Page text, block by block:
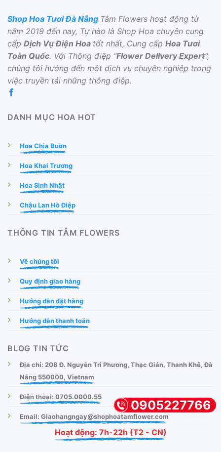
Shop Hoa Tươi Đà Nẵng Tâm Flowers hoạt động từ
năm 2019 đến nay, Tự hào là Shop Hoa chuyên cung
cấp Dịch Vụ Điện Hoa tốt nhất, Cung cấp Hoa Tươi
Toàn Quốc. Với Thông điệp “Flower Delivery Expert“,
chúng tôi hướng đến một dịch vụ chuyên nghiệp trong
việc truyền tải những thông điệp.
DANH MỤC HOA HOT
Hoa Chia Buồn
Hoa Khai Trương
Hoa Sinh Nhật
Chậu Lan Hồ Điệp
THÔNG TIN TÂM FLOWERS
Về chúng tôi
Quy định giao hàng
Hướng dẫn đặt hàng
Hướng dẫn thanh toán
BLOG TIN TỨC
Địa chỉ: 208 Đ. Nguyễn Tri Phương, Thạc Gián, Thanh Khê, Đà
Nẵng 550000, Vietnam
Điện thoại: 0705.0000.55
Email: Giaohangngay@shophoatamflower.com
Hoạt động: 7h-22h (T2 - CN)
0905227766